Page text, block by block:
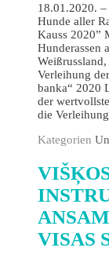
18.01.2020.
Hunde aller
Kauss 2020”
Hunderassen
Verleihung
banka“ 2020
der
die
Kategorien
VISAS